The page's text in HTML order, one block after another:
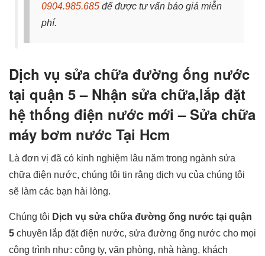
0904.985.685 để được tư vấn báo giá miễn
phí.
Dịch vụ sửa chữa đường ống nước
tại quận 5 – Nhận sửa chữa,lắp đặt
hệ thống điện nước mới – Sửa chữa
máy bơm nước Tại Hcm
Là đơn vị đã có kinh nghiệm lâu năm trong ngành sửa
chữa điện nước, chúng tôi tin rằng dịch vụ của chúng tôi
sẽ làm các bạn hài lòng.
Chúng tôi Dịch vụ sửa chữa đường ống nước tại quận
5 chuyên lắp đặt điện nước, sửa đường ống nước cho mọi
công trình như: công ty, văn phòng, nhà hàng, khách